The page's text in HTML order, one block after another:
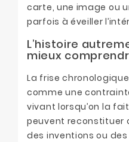
carte, une image ou
parfois à éveiller
L’histoire
mieux
La frise
comme une
vivant lorsqu’on la
peuvent reconstituer
des inventions ou